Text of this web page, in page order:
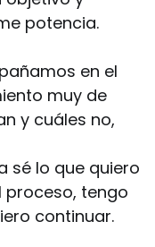
potencia.
en el
muy de
y cuáles no,
sé lo que quiero
proceso, tengo
continuar.